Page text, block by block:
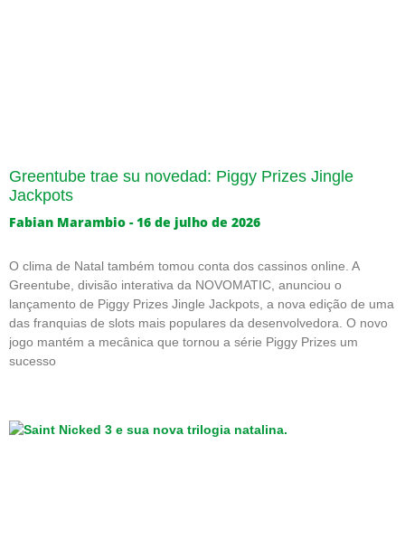
Greentube trae su novedad: Piggy Prizes Jingle
Jackpots
Fabian Marambio 16 de julho de 2026
O clima de Natal também tomou conta dos cassinos online. A
Greentube, divisão interativa da NOVOMATIC, anunciou o
lançamento de Piggy Prizes Jingle Jackpots, a nova edição de uma
das franquias de slots mais populares da desenvolvedora. O novo
jogo mantém a mecânica que tornou a série Piggy Prizes um
sucesso